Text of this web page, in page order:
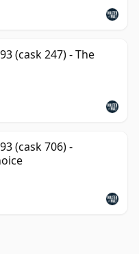
(cask 247) - The
(cask 706) -